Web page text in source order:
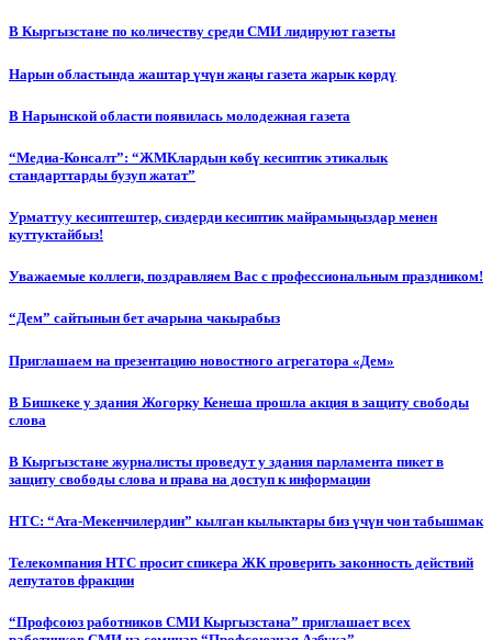
В Кыргызстане по количеству среди СМИ лидируют газеты
Нарын областында жаштар үчүн жаңы газета жарык көрдү
В Нарынской области появилась молодежная газета
“Медиа-Консалт”: “ЖМКлардын көбү кесиптик этикалык
стандарттарды бузуп жатат”
Урматтуу кесиптештер, сиздерди кесиптик майрамыңыздар менен
куттуктайбыз!
Уважаемые коллеги, поздравляем Вас с профессиональным праздником!
“Дем” сайтынын бет ачарына чакырабыз
Приглашаем на презентацию новостного агрегатора «Дем»
В Бишкеке у здания Жогорку Кенеша прошла акция в защиту свободы
слова
В Кыргызстане журналисты проведут у здания парламента пикет в
защиту свободы слова и права на доступ к информации
НТС: “Ата-Мекенчилердин” кылган кылыктары биз үчүн чон табышмак
Телекомпания НТС просит спикера ЖК проверить законность действий
депутатов фракции
“Профсоюз работников СМИ Кыргызстана” приглашает всех